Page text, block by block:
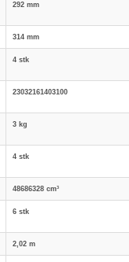
292 mm
314 mm
4 stk
23032161403100
3 kg
4 stk
48686328 cm³
6 stk
2,02 m